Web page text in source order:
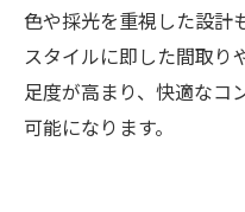
色や採光を重視した設計
スタイルに即した間取り
足度が高まり、快適なコ
可能になります。